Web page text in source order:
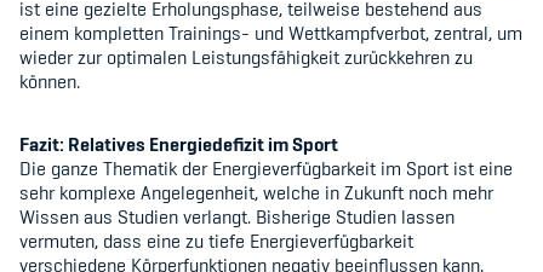
ist eine gezielte Erholungsphase, teilweise bestehend aus
einem kompletten Trainings- und Wettkampfverbot, zentral, um
wieder zur optimalen Leistungsfähigkeit zurückkehren zu
können.
Fazit: Relatives Energiedefizit im Sport
Die ganze Thematik der Energieverfügbarkeit im Sport ist eine
sehr komplexe Angelegenheit, welche in Zukunft noch mehr
Wissen aus Studien verlangt. Bisherige Studien lassen
vermuten, dass eine zu tiefe Energieverfügbarkeit
verschiedene Körperfunktionen negativ beeinflussen kann,